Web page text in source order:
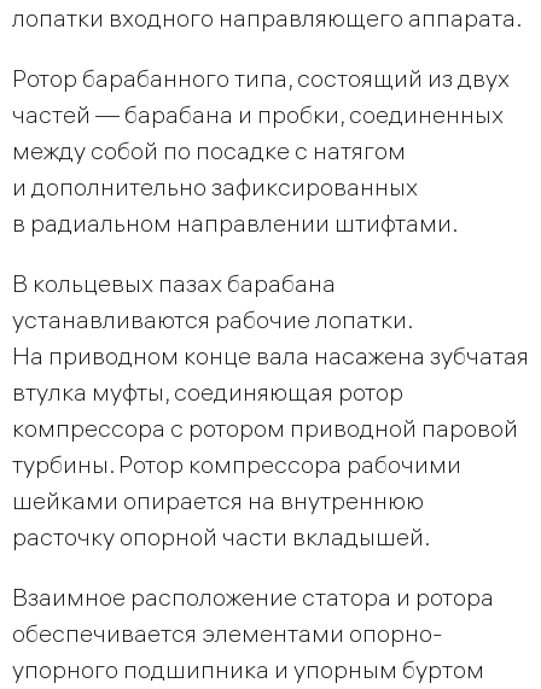
лопатки входного направляющего аппарата.
Ротор барабанного типа, состоящий из двух
частей — барабана и пробки, соединенных
между собой по посадке с натягом
и дополнительно зафиксированных
в радиальном направлении штифтами.
В кольцевых пазах барабана
устанавливаются рабочие лопатки.
На приводном конце вала насажена зубчатая
втулка муфты, соединяющая ротор
компрессора с ротором приводной паровой
турбины. Ротор компрессора рабочими
шейками опирается на внутреннюю
расточку опорной части вкладышей.
Взаимное расположение статора и ротора
обеспечивается элементами опорно-
упорного подшипника и упорным буртом